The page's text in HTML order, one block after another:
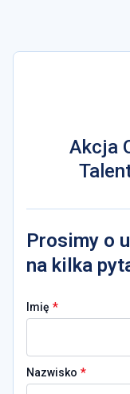
Akcja
Prosimy o
na kilka
Imię *
Nazwisko *